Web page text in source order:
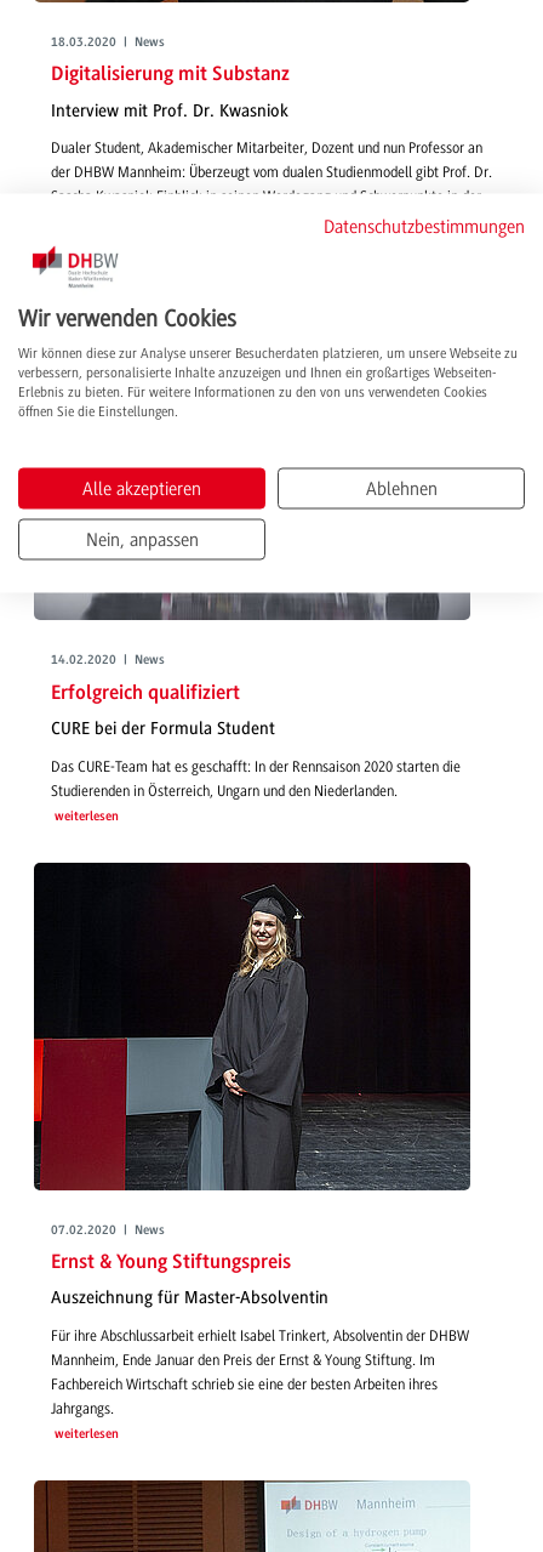
18.03.2020 | News
Digitalisierung mit Substanz
Interview mit Prof. Dr. Kwasniok
Dualer Student, Akademischer Mitarbeiter, Dozent und nun Professor an
der DHBW Mannheim: Überzeugt vom dualen Studienmodell gibt Prof. Dr.
Sascha Kwasniok Einblick in seinen Werdegang und Schwerpunkte in der
weiterlesen
14.02.2020 | News
Erfolgreich qualifiziert
CURE bei der Formula Student
Das CURE-Team hat es geschafft: In der Rennsaison 2020 starten die
Studierenden in Österreich, Ungarn und den Niederlanden.
weiterlesen
07.02.2020 | News
Ernst & Young Stiftungspreis
Auszeichnung für Master-Absolventin
Für ihre Abschlussarbeit erhielt Isabel Trinkert, Absolventin der DHBW
Mannheim, Ende Januar den Preis der Ernst & Young Stiftung. Im
Fachbereich Wirtschaft schrieb sie eine der besten Arbeiten ihres
Jahrgangs.
weiterlesen
Datenschutzbestimmungen
Wir verwenden Cookies
Wir können diese zur Analyse unserer Besucherdaten platzieren, um unsere Webseite zu
verbessern, personalisierte Inhalte anzuzeigen und Ihnen ein großartiges Webseiten-
Erlebnis zu bieten. Für weitere Informationen zu den von uns verwendeten Cookies
öffnen Sie die Einstellungen.
Alle akzeptieren Ablehnen
Nein, anpassen